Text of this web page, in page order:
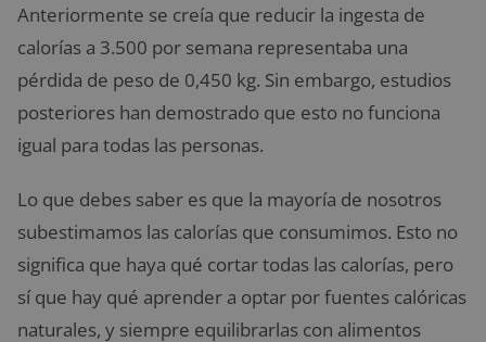
Anteriormente se creía que reducir la ingesta de
calorías a 3.500 por semana representaba una
pérdida de peso de 0,450 kg. Sin embargo, estudios
posteriores han demostrado que esto no funciona
igual para todas las personas.
Lo que debes saber es que la mayoría de nosotros
subestimamos las calorías que consumimos. Esto no
significa que haya qué cortar todas las calorías, pero
sí que hay qué aprender a optar por fuentes calóricas
naturales, y siempre equilibrarlas con alimentos